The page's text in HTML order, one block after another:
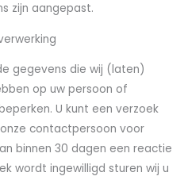
zijn aangepast.
gegevens die wij (laten)
op uw persoon of
U kunt een verzoek
contactpersoon voor
binnen 30 dagen een reactie
wordt ingewilligd sturen wij u